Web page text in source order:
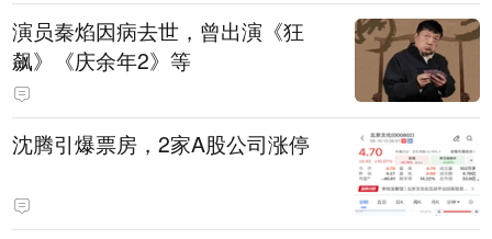
演员秦焰因病去世，曾出演《狂
飙》《庆余年2》等
沈腾引爆票房，2家A股公司涨停